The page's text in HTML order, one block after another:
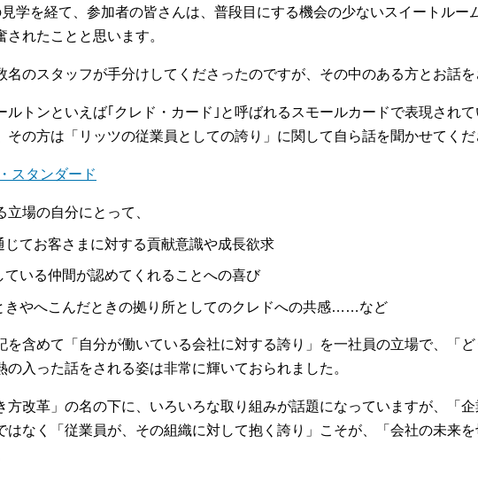
学を経て、参加者の皆さんは、普段目にする機会の少ないスイートルー
されたことと思います。
名のスタッフが手分けしてくださったのですが、その中のある方とお話を
ルトンといえば｢クレド・カード｣と呼ばれるスモールカードで表現され
その方は「リッツの従業員としての誇り」に関して自ら話を聞かせてくだ
スタンダード
立場の自分にとって、
じてお客さまに対する貢献意識や成長欲求
ている仲間が認めてくれることへの喜び
きやへこんだときの拠り所としてのクレドへの共感……など
を含めて「自分が働いている会社に対する誇り」を一社員の立場で、「
の入った話をされる姿は非常に輝いておられました。
方改革」の名の下に、いろいろな取り組みが話題になっていますが、「
はなく「従業員が、その組織に対して抱く誇り」こそが、「会社の未来